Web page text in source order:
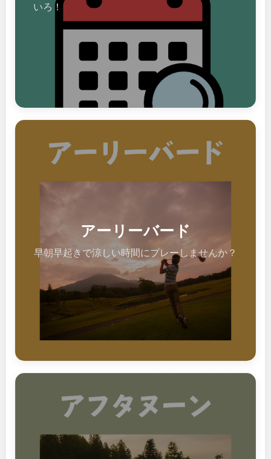
いろ！
アーリーバード
早朝早起きで涼しい時間にプレーしませんか？